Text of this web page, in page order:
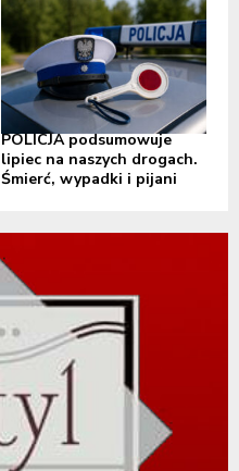
POLICJA podsumowuje
lipiec na naszych drogach.
Śmierć, wypadki i pijani